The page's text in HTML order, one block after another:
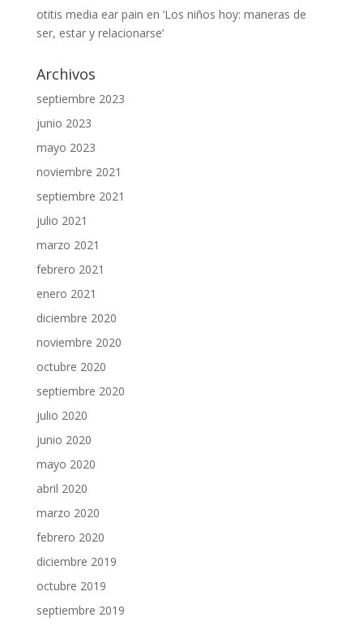
otitis media ear pain en ‘Los niños hoy: maneras de
ser, estar y relacionarse’
Archivos
septiembre 2023
junio 2023
mayo 2023
noviembre 2021
septiembre 2021
julio 2021
marzo 2021
febrero 2021
enero 2021
diciembre 2020
noviembre 2020
octubre 2020
septiembre 2020
julio 2020
junio 2020
mayo 2020
abril 2020
marzo 2020
febrero 2020
diciembre 2019
octubre 2019
septiembre 2019